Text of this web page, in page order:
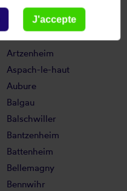
Ammerschwihr
Artzenheim
Aspach-le-haut
Aubure
Balgau
Balschwiller
Bantzenheim
Battenheim
Bellemagny
Bennwihr
J'accepte